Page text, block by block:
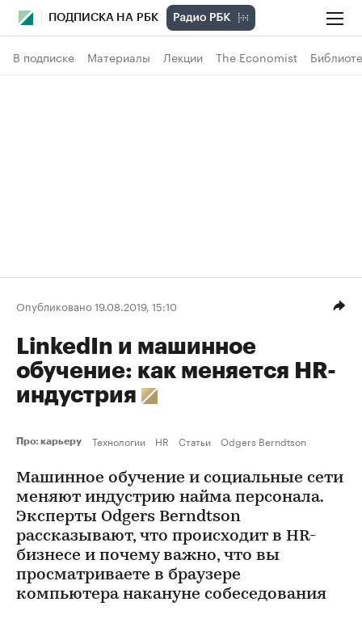
ПОДПИСКА НА РБК
В подписке Материалы Лекции The Economist
Опубликовано 19.08.2019, 15:10
LinkedIn и машинное
обучение: как меняется HR-
индустрия
Про: карьеру Технологии HR Статьи Odgers Berndtson
Машинное обучение и социальные сети
меняют индустрию найма персонала.
Эксперты Odgers Berndtson
рассказывают, что происходит в HR-
бизнесе и почему важно, что вы
просматриваете в браузере
компьютера накануне собеседования